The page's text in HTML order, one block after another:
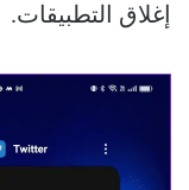
إغلاق التطبيقات.